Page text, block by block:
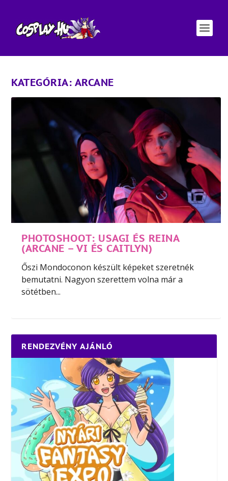
KATEGÓRIA: ARCANE
PHOTOSHOOT: USAGI ÉS REINA
(ARCANE – VI ÉS CAITLYN)
Őszi Mondoconon készült képeket szeretnék
bemutatni. Nagyon szerettem volna már a
sötétben...
RENDEZVÉNY AJÁNLÓ